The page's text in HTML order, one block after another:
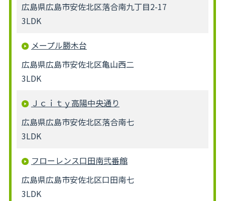
広島県広島市安佐北区落合南九丁目2-17
3LDK
メープル勝木台
広島県広島市安佐北区亀山西二
3LDK
Ｊｃｉｔｙ高陽中央通り
広島県広島市安佐北区落合南七
3LDK
フローレンス口田南弐番館
広島県広島市安佐北区口田南七
3LDK